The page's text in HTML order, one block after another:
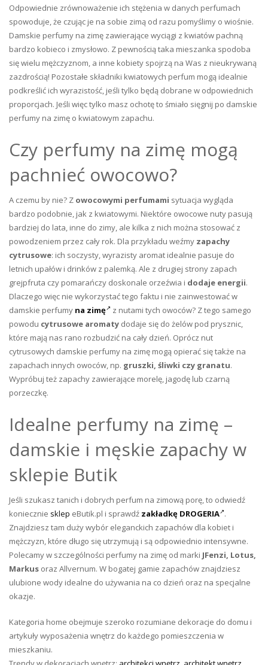
Odpowiednie zrównoważenie ich stężenia w danych perfumach
spowoduje, że czując je na sobie zimą od razu pomyślimy o wiośnie.
Damskie perfumy na zimę zawierające wyciągi z kwiatów pachną
bardzo kobieco i zmysłowo. Z pewnością taka mieszanka spodoba
się wielu mężczyznom, a inne kobiety spojrzą na Was z nieukrywaną
zazdrością! Pozostałe składniki kwiatowych perfum mogą idealnie
podkreślić ich wyrazistość, jeśli tylko będą dobrane w odpowiednich
proporcjach. Jeśli więc tylko masz ochotę to śmiało sięgnij po damskie
perfumy na zimę o kwiatowym zapachu.
Czy perfumy na zimę mogą
pachnieć owocowo?
A czemu by nie? Z owocowymi perfumami sytuacja wygląda
bardzo podobnie, jak z kwiatowymi. Niektóre owocowe nuty pasują
bardziej do lata, inne do zimy, ale kilka z nich można stosować z
powodzeniem przez cały rok. Dla przykładu weźmy zapachy
cytrusowe: ich soczysty, wyrazisty aromat idealnie pasuje do
letnich upałów i drinków z palemką. Ale z drugiej strony zapach
grejpfruta czy pomarańczy doskonale orzeźwia i dodaje energii.
Dlaczego więc nie wykorzystać tego faktu i nie zainwestować w
damskie perfumy na zimę
z nutami tych owoców? Z tego samego
powodu cytrusowe aromaty dodaje się do żelów pod prysznic,
które mają nas rano rozbudzić na cały dzień. Oprócz nut
cytrusowych damskie perfumy na zimę mogą opierać się także na
zapachach innych owoców, np. gruszki, śliwki czy granatu.
Wypróbuj też zapachy zawierające morelę, jagodę lub czarną
porzeczkę.
Idealne perfumy na zimę –
damskie i męskie zapachy w
sklepie Butik
Jeśli szukasz tanich i dobrych perfum na zimową porę, to odwiedź
koniecznie sklep eButik.pl i sprawdź zakładkę DROGERIA .
Znajdziesz tam duży wybór eleganckich zapachów dla kobiet i
mężczyzn, które długo się utrzymują i są odpowiednio intensywne.
Polecamy w szczególności perfumy na zimę od marki JFenzi, Lotus,
Markus oraz Allvernum. W bogatej gamie zapachów znajdziesz
ulubione wody idealne do używania na co dzień oraz na specjalne
okazje.
Kategoria home obejmuje szeroko rozumiane dekoracje do domu i
artykuły wyposażenia wnętrz do każdego pomieszczenia w
mieszkaniu.